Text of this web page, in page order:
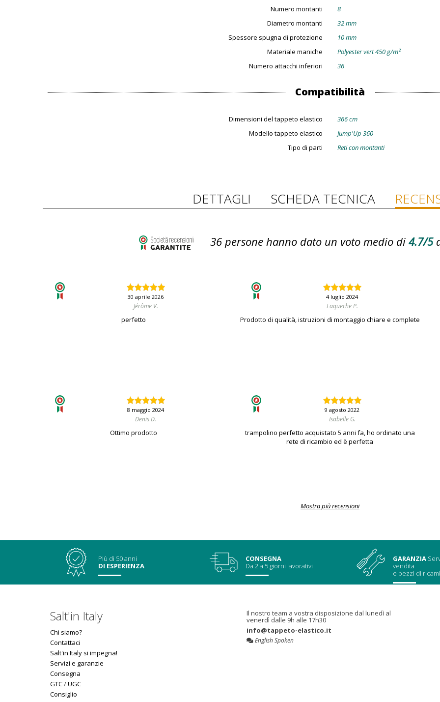
Numero montanti
8
Diametro montanti
32 mm
Spessore spugna di protezione
10 mm
Materiale maniche
Polyester vert 450 g/m²
Numero attacchi inferiori
36
Compatibilità
Dimensioni del tappeto elastico
366 cm
Modello tappeto elastico
Jump'Up 360
Tipo di parti
Reti con montanti
DETTAGLI SCHEDA TECNICA
36persone hanno dato un voto medio di4.7/5
30 aprile 2026
Jérôme V.
perfetto
4 luglio 2024
Laqueche P.
Prodotto di qualità, istruzioni di montaggio chiare e complete
8 maggio 2024
Denis D.
Ottimo prodotto
9 agosto 2022
Isabelle G.
trampolino perfetto acquistato 5 anni fa, ho ordinato una
rete di ricambio ed è perfetta
Mostra più recensioni
Più di 50 anni
DI ESPERIENZA
CONSEGNA
Da 2 a 5 giorni lavorativi
GARANZIA
vendita
e pezzi di
Salt'in Italy
Chi siamo?
Contattaci
Salt'in Italy si impegna!
Servizi e garanzie
Consegna
GTC/UGC
Consiglio
Il nostro team a vostra disposizione dal lunedì al
venerdì dalle 9h alle 17h30
info@tappeto-elastico.it
English Spoken